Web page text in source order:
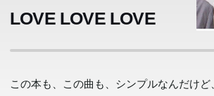
LOVE LOVE LOVE
この本も、この曲も、シンプルなんだけ